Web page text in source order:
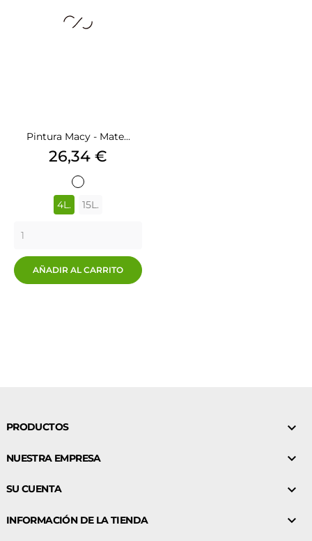
Pintura Macy - Mate...
Precio
26,34 €
BLANCO
4L. 15L.
AÑADIR AL CARRITO
PRODUCTOS 
NUESTRA EMPRESA 
SU CUENTA 
INFORMACIÓN DE LA TIENDA 